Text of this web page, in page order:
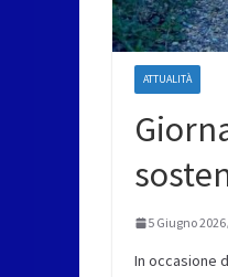
ATTUALITÀ
5 Giugno 2026
In occasione